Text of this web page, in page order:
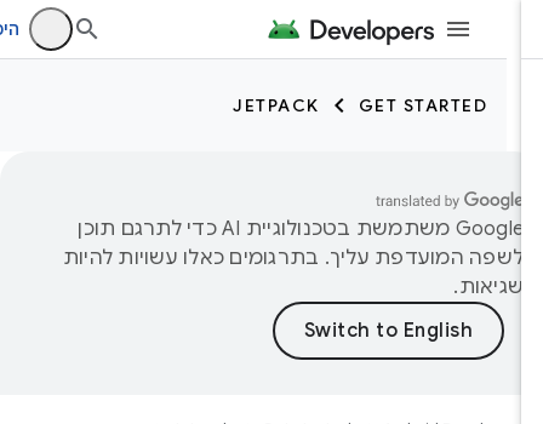
GET STARTED
JETPACK
‫Google משתמשת בטכנולוגיית AI כדי לתרגם תוכן
לשפה המועדפת עליך. בתרגומים כאלו עשויות להיות
שגיאות.